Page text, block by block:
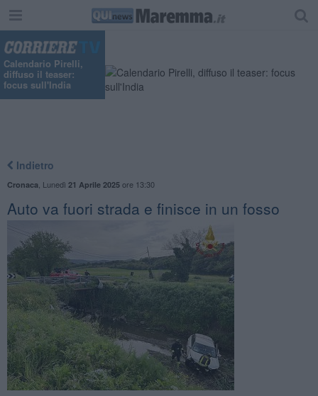
Calendario Pirelli,
diffuso il teaser:
focus sull'India
Indietro
Cronaca Lunedì 21 Aprile 2025ore 13:30
Auto va fuori strada e finisce in un fosso